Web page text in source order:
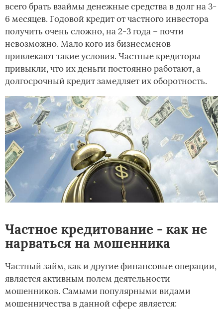
всего брать взаймы денежные средства в долг на 3-
6 месяцев. Годовой кредит от частного инвестора
получить очень сложно, на 2-3 года – почти
невозможно. Мало кого из бизнесменов
привлекают такие условия. Частные кредиторы
привыкли, что их деньги постоянно работают, а
долгосрочный кредит замедляет их оборотность.
Частное кредитование - как не
нарваться на мошенника
Частный займ, как и другие финансовые операции,
является активным полем деятельности
мошенников. Самыми популярными видами
мошенничества в данной сфере является: